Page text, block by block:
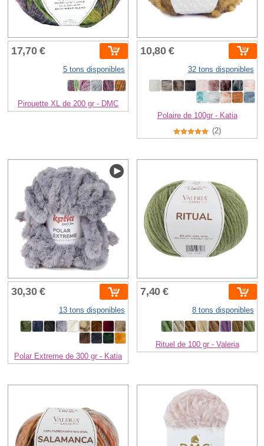
17,70 €
5 tons disponibles
Pirouette XL de 200 gr - DMC
10,80 €
32 tons disponibles
Polaire de 100gr - Katia
(2)
30,30 €
13 tons disponibles
Polar Extreme de 300 gr - Katia
7,40 €
8 tons disponibles
Rituel de 100 gr - Valeria